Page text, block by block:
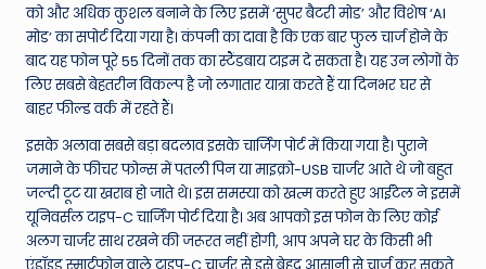
को और अधिक कुशल बनाने के लिए इसमें ‘सुपर बैटरी मोड’ और विशेष ‘AI
मोड’ का सपोर्ट दिया गया है। कंपनी का दावा है कि एक बार फुल चार्ज होने के
बाद यह फोन पूरे 55 दिनों तक का स्टैंडबाय टाइम दे सकता है। यह उन लोगों के
लिए सबसे बेहतरीन विकल्प है जो लगातार यात्रा करते हैं या दिनभर घर से
बाहर फील्ड वर्क में रहते हैं।
इसके अलावा सबसे बड़ा बदलाव इसके चार्जिंग पोर्ट में किया गया है। पुराने
जमाने के फीचर फोन्स में पतली पिन या माइक्रो-USB चार्जर आते थे जो बहुत
जल्दी टूट या खराब हो जाते थे। इस समस्या को खत्म करते हुए आईटेल ने इसमें
यूनिवर्सल टाइप-C चार्जिंग पोर्ट दिया है। अब आपको इस फोन के लिए कोई
अलग चार्जर साथ रखने की जरूरत नहीं होगी, आप अपने घर के किसी भी
एंड्रॉइड स्मार्टफोन वाले टाइप-C चार्जर से इसे बेहद आसानी से चार्ज कर सकते